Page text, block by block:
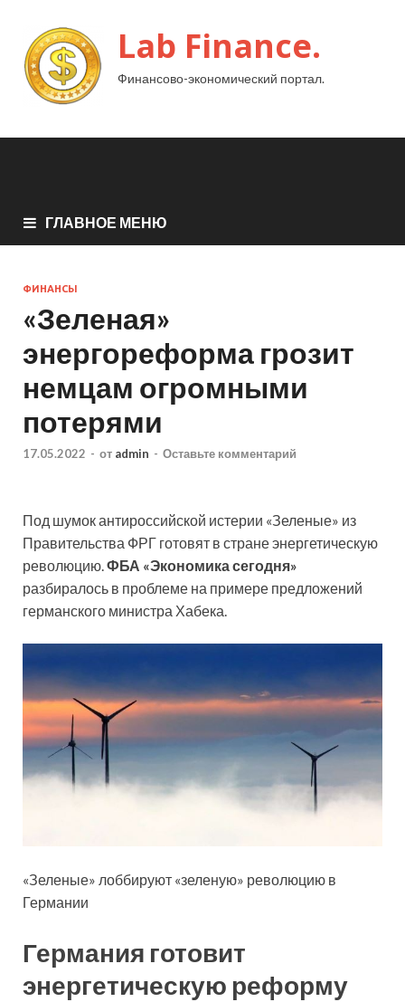
Lab Finance.
Финансово-экономический портал.
ГЛАВНОЕ МЕНЮ
ФИНАНСЫ
«Зеленая»
энергореформа грозит
немцам огромными
потерями
17.05.2022 - от admin - Оставьте комментарий
Под шумок антироссийской истерии «Зеленые» из
Правительства ФРГ готовят в стране энергетическую
революцию.ФБА «Экономика сегодня»
разбиралось в проблеме на примере предложений
германского министра Хабека.
«Зеленые» лоббируют «зеленую» революцию в
Германии
Германия готовит
энергетическую реформу